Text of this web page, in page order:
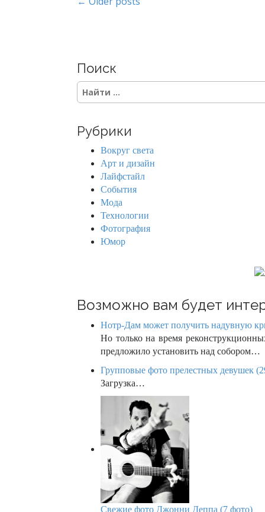
P
t
s
n
a
o
Поиск
S
e
c
Рубрики
Вокруг света
Арт и дизайн
Лайфстайл
События
Мода
Технологии
Фотография
Юмор
Возможно вам будет
Нотр-Дам может получить надувную
Но только на время
предложило установить над собором…
Групповые фото прелестных девушек
Загрузка…
Свежие фото Джонни Деппа (7 фото)